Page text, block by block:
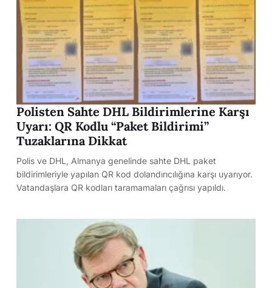
Polisten Sahte DHL Bildirimlerine Karşı
Uyarı: QR Kodlu “Paket Bildirimi”
Tuzaklarına Dikkat
Polis ve DHL, Almanya genelinde sahte DHL paket
bildirimleriyle yapılan QR kod dolandırıcılığına karşı uyarıyor.
Vatandaşlara QR kodları taramamaları çağrısı yapıldı.